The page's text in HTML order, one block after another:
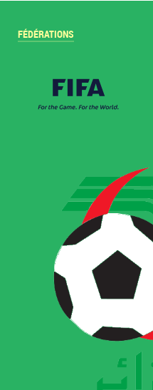
FÉDÉRATIONS